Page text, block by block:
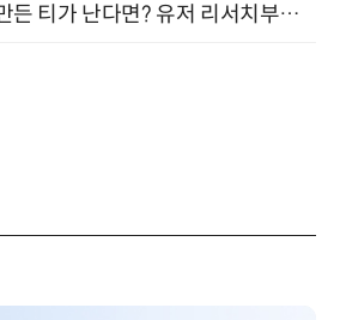
그럴듯하지만 AI가 만든 티가 난다면? 유저 리서치부터 배포까지! (9/15)